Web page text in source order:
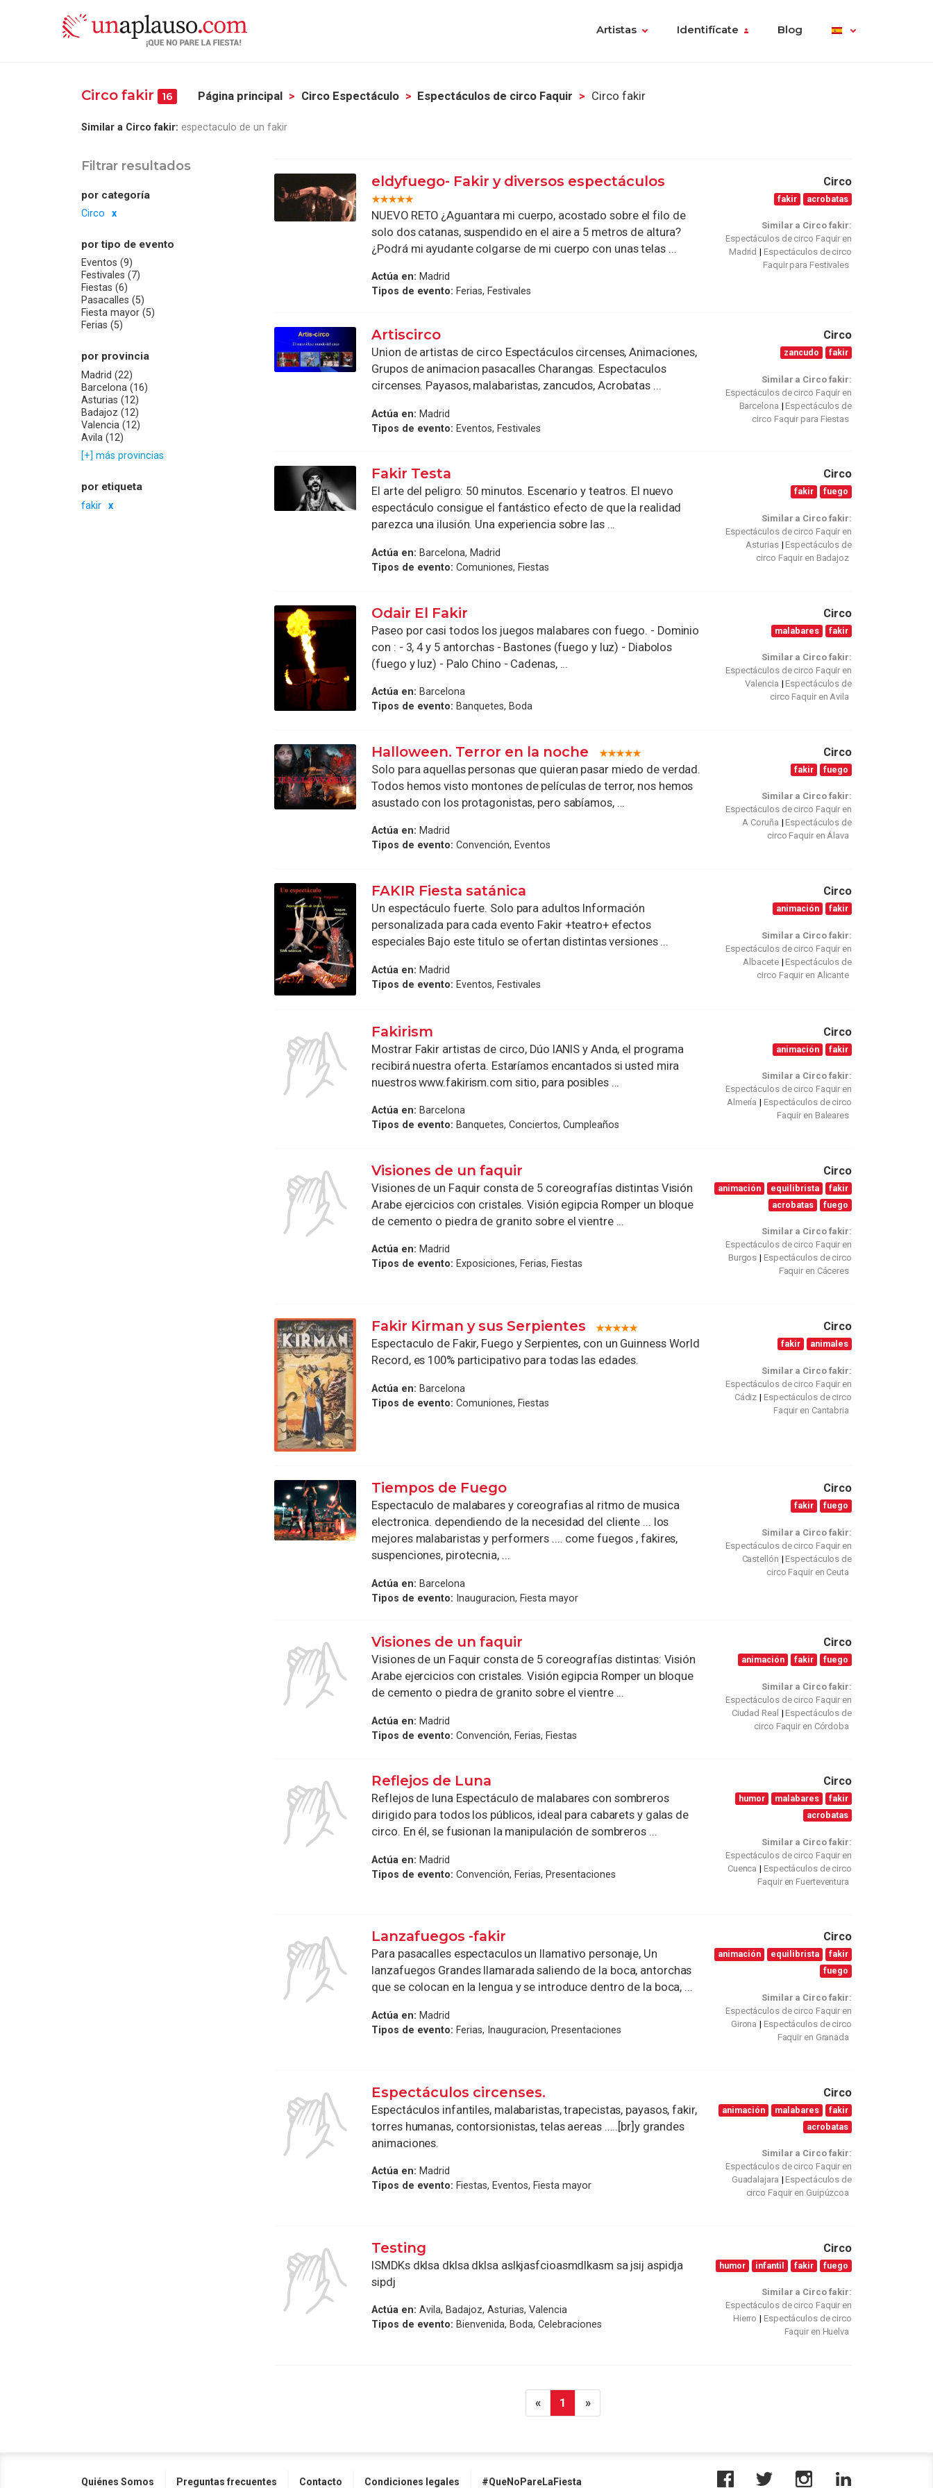
Artistas Identifícate Blog
Circo fakir 16 Página principal Circo Espectáculo Espectáculos de circo Faquir Circo fakir
Similar a Circo fakir: espectaculo de un fakir
Filtrar resultados
por categoría
Circo
por tipo de evento
Eventos (9)
Festivales (7)
Fiestas (6)
Pasacalles (5)
Fiesta mayor (5)
Ferias (5)
por provincia
Madrid (22)
Barcelona (16)
Asturias (12)
Badajoz (12)
Valencia (12)
Avila (12)
[+] más provincias
por etiqueta
fakir
eldyfuego- Fakir y diversos espectáculos
NUEVO RETO ¿Aguantara mi cuerpo, acostado sobre el filo de
solo dos catanas, suspendido en el aire a 5 metros de altura?
¿Podrá mi ayudante colgarse de mi cuerpo con unas telas ...
Actúa en: Madrid
Tipos de evento: Ferias, Festivales
Circo
fakir acrobatas
Similar a Circo fakir:
Espectáculos de circo Faquir en
Madrid
Espectáculos de circo
Faquir para Festivales
Artiscirco
Union de artistas de circo Espectáculos circenses, Animaciones,
Grupos de animacion pasacalles Charangas. Espectaculos
circenses. Payasos, malabaristas, zancudos, Acrobatas ...
Actúa en: Madrid
Tipos de evento: Eventos, Festivales
Circo
zancudo fakir
Similar a Circo fakir:
Espectáculos de circo Faquir en
Barcelona
Espectáculos de
circo Faquir para Fiestas
Fakir Testa
El arte del peligro: 50 minutos. Escenario y teatros. El nuevo
espectáculo consigue el fantástico efecto de que la realidad
parezca una ilusión. Una experiencia sobre las ...
Actúa en: Barcelona, Madrid
Tipos de evento: Comuniones, Fiestas
Circo
fakir fuego
Similar a Circo fakir:
Espectáculos de circo Faquir en
Asturias
Espectáculos de
circo Faquir en Badajoz
Odair El Fakir
Paseo por casi todos los juegos malabares con fuego. - Dominio
con : - 3, 4 y 5 antorchas - Bastones (fuego y luz) - Diabolos
(fuego y luz) - Palo Chino - Cadenas, ...
Actúa en: Barcelona
Tipos de evento: Banquetes, Boda
Circo
malabares fakir
Similar a Circo fakir:
Espectáculos de circo Faquir en
Valencia
Espectáculos de
circo Faquir en Avila
Halloween. Terror en la noche
Solo para aquellas personas que quieran pasar miedo de verdad.
Todos hemos visto montones de películas de terror, nos hemos
asustado con los protagonistas, pero sabíamos, ...
Actúa en: Madrid
Tipos de evento: Convención, Eventos
Circo
fakir fuego
Similar a Circo fakir:
Espectáculos de circo Faquir en
A Coruña
Espectáculos de
circo Faquir en Álava
FAKIR Fiesta satánica
Un espectáculo fuerte. Solo para adultos Información
personalizada para cada evento Fakir +teatro+ efectos
especiales Bajo este titulo se ofertan distintas versiones ...
Actúa en: Madrid
Tipos de evento: Eventos, Festivales
Circo
animación fakir
Similar a Circo fakir:
Espectáculos de circo Faquir en
Albacete
Espectáculos de
circo Faquir en Alicante
Fakirism
Mostrar Fakir artistas de circo, Dúo IANIS y Anda, el programa
recibirá nuestra oferta. Estaríamos encantados si usted mira
nuestros www.fakirism.com sitio, para posibles ...
Actúa en: Barcelona
Tipos de evento: Banquetes, Conciertos, Cumpleaños
Circo
animación fakir
Similar a Circo fakir:
Espectáculos de circo Faquir en
Almería
Espectáculos de circo
Faquir en Baleares
Visiones de un faquir
Visiones de un Faquir consta de 5 coreografías distintas Visión
Arabe ejercicios con cristales. Visión egipcia Romper un bloque
de cemento o piedra de granito sobre el vientre ...
Actúa en: Madrid
Tipos de evento: Exposiciones, Ferias, Fiestas
Circo
animación equilibrista
fakir
acrobatas
fuego
Similar a Circo fakir:
Espectáculos de circo Faquir en
Burgos
Espectáculos de circo
Faquir en Cáceres
Fakir Kirman y sus Serpientes
Espectaculo de Fakir, Fuego y Serpientes, con un Guinness World
Record, es 100% participativo para todas las edades.
Actúa en: Barcelona
Tipos de evento: Comuniones, Fiestas
Circo
fakir animales
Similar a Circo fakir:
Espectáculos de circo Faquir en
Cádiz
Espectáculos de circo
Faquir en Cantabria
Tiempos de Fuego
Espectaculo de malabares y coreografias al ritmo de musica
electronica. dependiendo de la necesidad del cliente ... los
mejores malabaristas y performers .... come fuegos , fakires,
suspenciones, pirotecnia, ...
Actúa en: Barcelona
Tipos de evento: Inauguracion, Fiesta mayor
Circo
fakir fuego
Similar a Circo fakir:
Espectáculos de circo Faquir en
Castellón
Espectáculos de
circo Faquir en Ceuta
Visiones de un faquir
Visiones de un Faquir consta de 5 coreografías distintas: Visión
Arabe ejercicios con cristales. Visión egipcia Romper un bloque
de cemento o piedra de granito sobre el vientre ...
Actúa en: Madrid
Tipos de evento: Convención, Ferias, Fiestas
Circo
animación fakir fuego
Similar a Circo fakir:
Espectáculos de circo Faquir en
Ciudad Real
Espectáculos de
circo Faquir en Córdoba
Reflejos de Luna
Reflejos de luna Espectáculo de malabares con sombreros
dirigido para todos los públicos, ideal para cabarets y galas de
circo. En él, se fusionan la manipulación de sombreros ...
Actúa en: Madrid
Tipos de evento: Convención, Ferias, Presentaciones
Circo
humor malabares
fakir
acrobatas
Similar a Circo fakir:
Espectáculos de circo Faquir en
Cuenca
Espectáculos de circo
Faquir en Fuerteventura
Lanzafuegos -fakir
Para pasacalles espectaculos un llamativo personaje, Un
lanzafuegos Grandes llamarada saliendo de la boca, antorchas
que se colocan en la lengua y se introduce dentro de la boca, ...
Actúa en: Madrid
Tipos de evento: Ferias, Inauguracion, Presentaciones
Circo
animación equilibrista
fakir
fuego
Similar a Circo fakir:
Espectáculos de circo Faquir en
Girona
Espectáculos de circo
Faquir en Granada
Espectáculos circenses.
Espectáculos infantiles, malabaristas, trapecistas, payasos, fakir,
torres humanas, contorsionistas, telas aereas .....[br]y grandes
animaciones.
Actúa en: Madrid
Tipos de evento: Fiestas, Eventos, Fiesta mayor
Circo
animación malabares
fakir
acrobatas
Similar a Circo fakir:
Espectáculos de circo Faquir en
Guadalajara
Espectáculos de
circo Faquir en Guipúzcoa
Testing
ISMDKs dklsa dklsa dklsa aslkjasfcioasmdlkasm sa jsij aspidja
sipdj
Actúa en: Avila, Badajoz, Asturias, Valencia
Tipos de evento: Bienvenida, Boda, Celebraciones
Circo
humor infantil fakir fuego
Similar a Circo fakir:
Espectáculos de circo Faquir en
Hierro
Espectáculos de circo
Faquir en Huelva
« 1 »
Quiénes Somos Preguntas frecuentes Contacto Condiciones legales #QueNoPareLaFiesta